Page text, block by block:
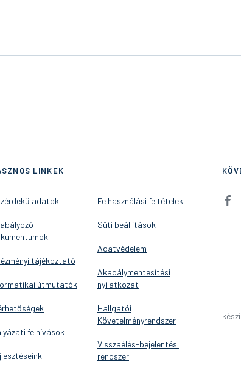
LINKEK
adatok
tájékoztató
útmutatók
felhívások
Felhasználási feltételek
Süti beállítások
Adatvédelem
Akadálymentesítési
nyilatkozat
Hallgatói
Követelményrendszer
Visszaélés-bejelentési
rendszer